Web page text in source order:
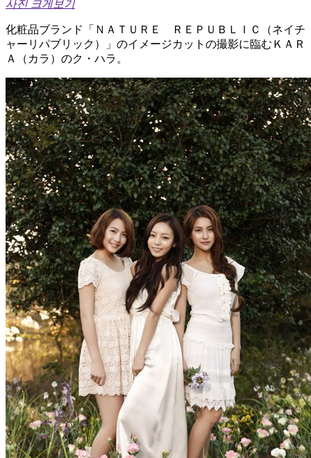
사진 크게보기
化粧品ブランド「ＮＡＴＵＲＥ ＲＥＰＵＢＬＩＣ（ネイチ
ャーリパブリック）」のイメージカットの撮影に臨むＫＡＲ
Ａ（カラ）のク・ハラ。